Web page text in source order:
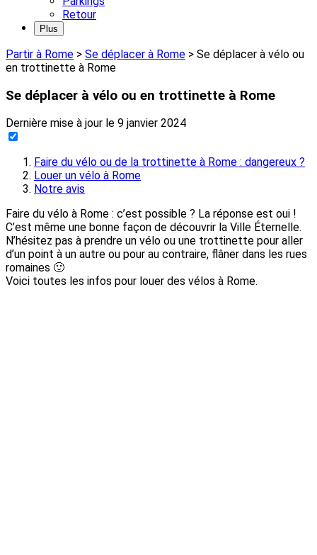
Retour
Plus
Partir à Rome > Se déplacer à Rome > Se déplacer à vélo ou
en trottinette à Rome
Se déplacer à vélo ou en trottinette à Rome
Dernière mise à jour le 9 janvier 2024
Faire du vélo ou de la trottinette à Rome : dangereux ?
Louer un vélo à Rome
Notre avis
Faire du vélo à Rome : c’est possible ? La réponse est oui !
C’est même une bonne façon de découvrir la Ville Éternelle.
N’hésitez pas à prendre un vélo ou une trottinette pour aller
d’un point à un autre ou pour au contraire, flâner dans les rues
romaines 🙂
Voici toutes les infos pour louer des vélos à Rome.